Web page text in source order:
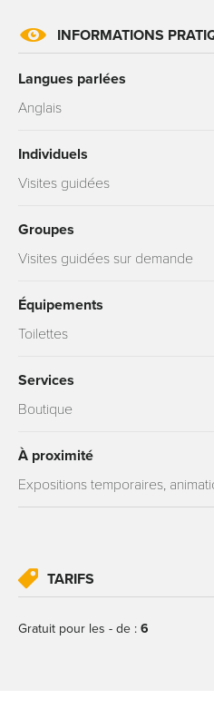
INFORMATIONS
Langues parlées
Anglais
Individuels
Visites guidées
Groupes
Visites guidées sur demande
Équipements
Toilettes
Services
Boutique
À proximité
Expositions temporaires,
TARIFS
Gratuit pour les - de : 6